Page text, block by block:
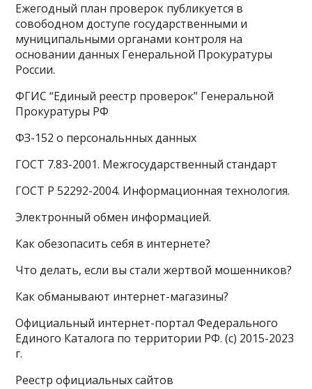
Ежегодный план проверок публикуется в
совободном доступе государственными и
муниципальными органами контроля на
основании данных Генеральной Прокуратуры
России.
ФГИС “Единый реестр проверок” Генеральной
Прокуратуры РФ
ФЗ-152 о персональнных данных
ГОСТ 7.83-2001. Межгосударственный стандарт
ГОСТ Р 52292-2004. Информационная технология.
Электронный обмен информацией.
Как обезопасить себя в интернете?
Что делать, если вы стали жертвой мошенников?
Как обманывают интернет-магазины?
Официальный интернет-портал Федерального
Единого Каталога по территории РФ. (с) 2015-2023
г.
Реестр официальных сайтов